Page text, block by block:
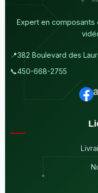
Expert en
📍382 Boulevard des
📞450-668-2755